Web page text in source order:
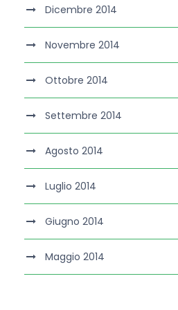
Dicembre 2014
Novembre 2014
Ottobre 2014
Settembre 2014
Agosto 2014
Luglio 2014
Giugno 2014
Maggio 2014